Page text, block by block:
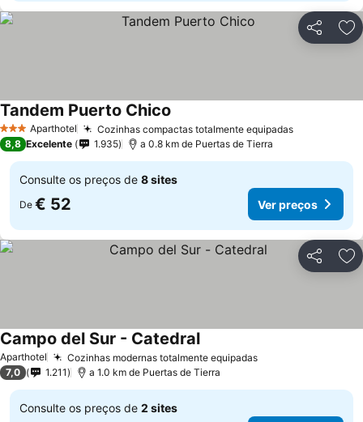
Partilhar
3 EstrelasAparthotel Cozinhas compactas totalmente equipadasVer preços
Tandem Puerto Chico
8,8 Excelente 1.935 a 0.8 km de Puertas de Tierra
Consulte os preços de 8 sites
De € 52 Ver preços
Partilhar
Aparthotel Cozinhas modernas totalmente equipadasVer preços
Campo del Sur - CatedralVer preços
7,0 1.211 a 1.0 km de Puertas de Tierra
Consulte os preços de 2 sites